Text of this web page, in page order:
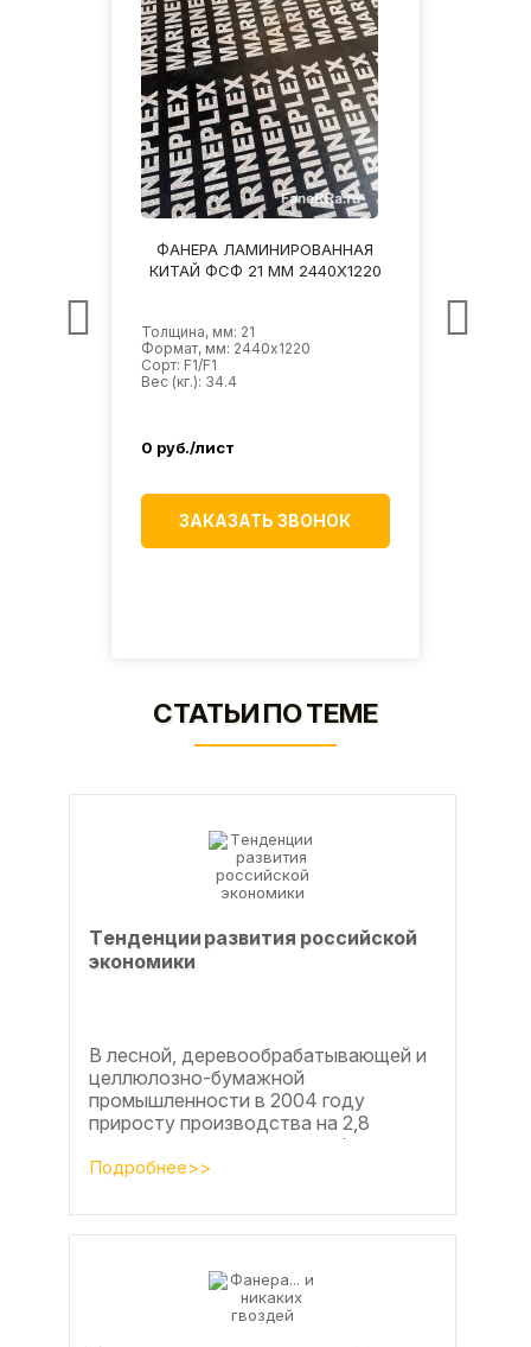
ФАНЕРА ЛАМИНИРОВАННАЯ
КИТАЙ ФСФ 21 ММ 2440Х1220
Толщина, мм: 21
Формат, мм: 2440х1220
Сорт: F1/F1
Вес (кг.): 34.4
0 руб./лист
ЗАКАЗАТЬ ЗВОНОК
СТАТЬИ ПО ТЕМЕ
Тeндeнции paзвития poccийcкoй
экoнoмики
В лесной, деревообрабатывающей и
целлюлозно-бумажной
промышленности в 2004 году
приросту производства на 2,8
процента во многом способствовали
развитие тех подотраслей,
Подробнее>>